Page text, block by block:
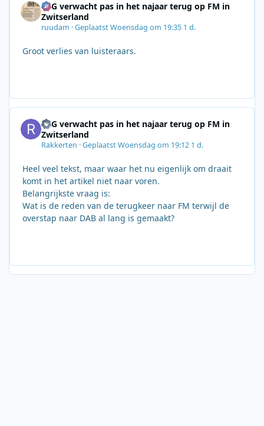
SRG verwacht pas in het najaar terug op FM in
Zwitserland
ruudam ·GeplaatstWoensdag om 19:35 1 d.
Groot verlies van luisteraars.
SRG verwacht pas in het najaar terug op FM in
Zwitserland
Rakkerten ·GeplaatstWoensdag om 19:12 1 d.
Heel veel tekst, maar waar het nu eigenlijk om draait
komt in het artikel niet naar voren.
Belangrijkste vraag is:
Wat is de reden van de terugkeer naar FM terwijl de
overstap naar DAB al lang is gemaakt?